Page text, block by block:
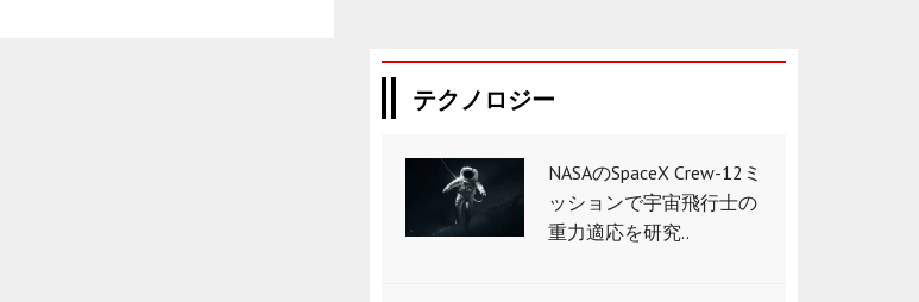
テクノロジー
NASAのSpaceX Crew-12ミ
ッションで宇宙飛行士の
重力適応を研究..